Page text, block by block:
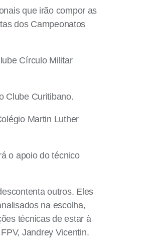
que irão compor as
dos Campeonatos
Círculo Militar
Clube Curitibano.
Martin Luther
o apoio do técnico
outros. Eles
na escolha,
técnicas de estar à
Jandrey Vicentin.